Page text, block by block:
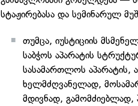
სტაჟირებასა და სემინარულ
თუმცა, იუსტიციის
საბჭოს აპარატის
სასამართლოს აპარატის,
ხელმძღვანელად,
მდივნად,